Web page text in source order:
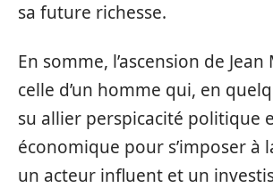
sa future richesse.
En somme, l’ascension de
celle d’un homme qui, en
su allier perspicacité politique
économique pour s’imposer à
un acteur influent et un